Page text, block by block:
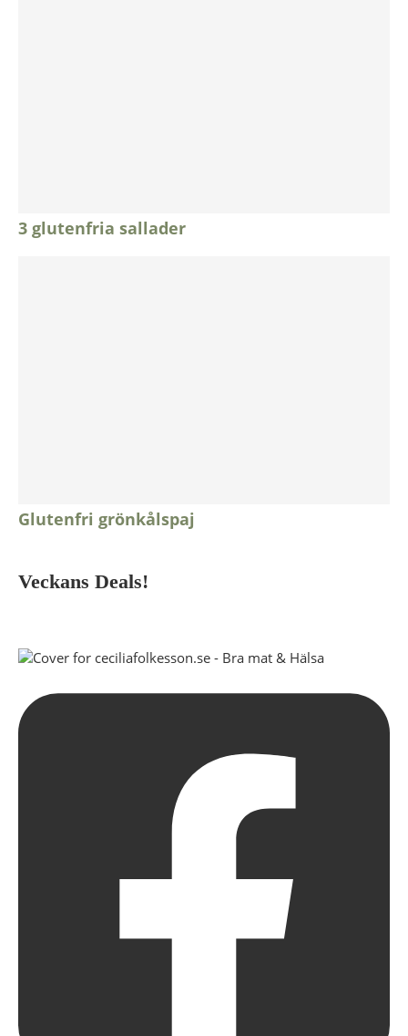
3 glutenfria sallader
Glutenfri grönkålspaj
Veckans Deals!